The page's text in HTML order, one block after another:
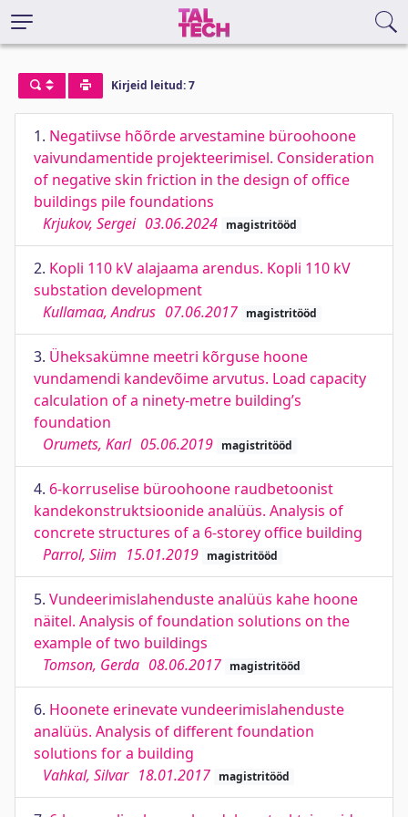
Kirjeid leitud: 7
1. Negatiivse hõõrde arvestamine büroohoone
vaivundamentide projekteerimisel. Consideration
of negative skin friction in the design of office
buildings pile foundations
Krjukov, Sergei 03.06.2024 magistritööd
2. Kopli 110 kV alajaama arendus. Kopli 110 kV
substation development
Kullamaa, Andrus 07.06.2017 magistritööd
3. Üheksakümne meetri kõrguse hoone
vundamendi kandevõime arvutus. Load capacity
calculation of a ninety-metre building’s
foundation
Orumets, Karl 05.06.2019 magistritööd
4. 6-korruselise büroohoone raudbetoonist
kandekonstruktsioonide analüüs. Analysis of
concrete structures of a 6-storey office building
Parrol, Siim 15.01.2019 magistritööd
5. Vundeerimislahenduste analüüs kahe hoone
näitel. Analysis of foundation solutions on the
example of two buildings
Tomson, Gerda 08.06.2017 magistritööd
6. Hoonete erinevate vundeerimislahenduste
analüüs. Analysis of different foundation
solutions for a building
Vahkal, Silvar 18.01.2017 magistritööd